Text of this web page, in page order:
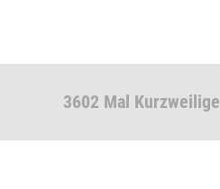
3602 Mal